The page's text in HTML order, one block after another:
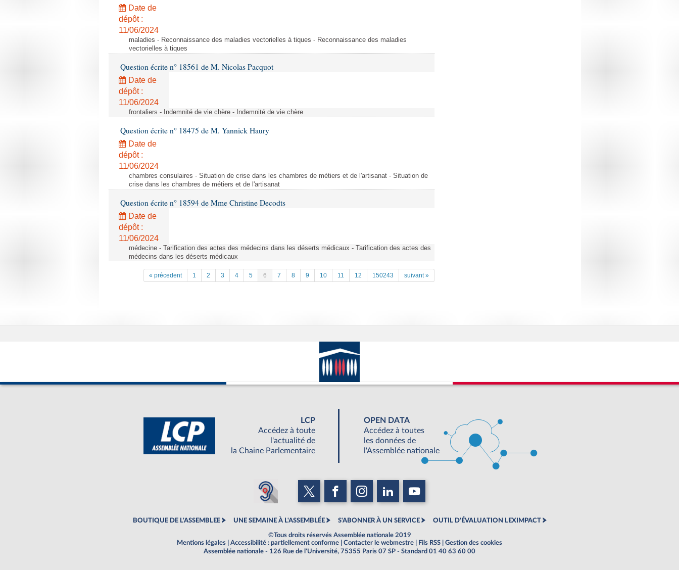
Date de
dépôt :
11/06/2024
maladies - Reconnaissance des maladies vectorielles à tiques - Reconnaissance des maladies
vectorielles à tiques
Question écrite n° 18561 de M. Nicolas Pacquot
Date de
dépôt :
11/06/2024
frontaliers - Indemnité de vie chère - Indemnité de vie chère
Question écrite n° 18475 de M. Yannick Haury
Date de
dépôt :
11/06/2024
chambres consulaires - Situation de crise dans les chambres de métiers et de l'artisanat - Situation de
crise dans les chambres de métiers et de l'artisanat
Question écrite n° 18594 de Mme Christine Decodts
Date de
dépôt :
11/06/2024
médecine - Tarification des actes des médecins dans les déserts médicaux - Tarification des actes des
médecins dans les déserts médicaux
« précedent 1 2 3 4 5 6 7 8 9 10 11 12 150243 suivant »
LCP
Accédez à toute
l'actualité de
la Chaine Parlementaire
OPEN DATA
Accédez à toutes
les données de
l'Assemblée nationale
BOUTIQUE DE L'ASSEMBLEE UNE SEMAINE À L'ASSEMBLÉE S'ABONNER À UN SERVICE OUTIL D'ÉVALUATION LEXIMPACT
©Tous droits réservés Assemblée nationale 2019
Mentions légales
Accessibilité : partiellement conforme Contacter le webmestre Fils RSS
Gestion des cookies
Assemblée nationale - 126 Rue de l'Université, 75355 Paris 07 SP - Standard 01 40 63 60 00